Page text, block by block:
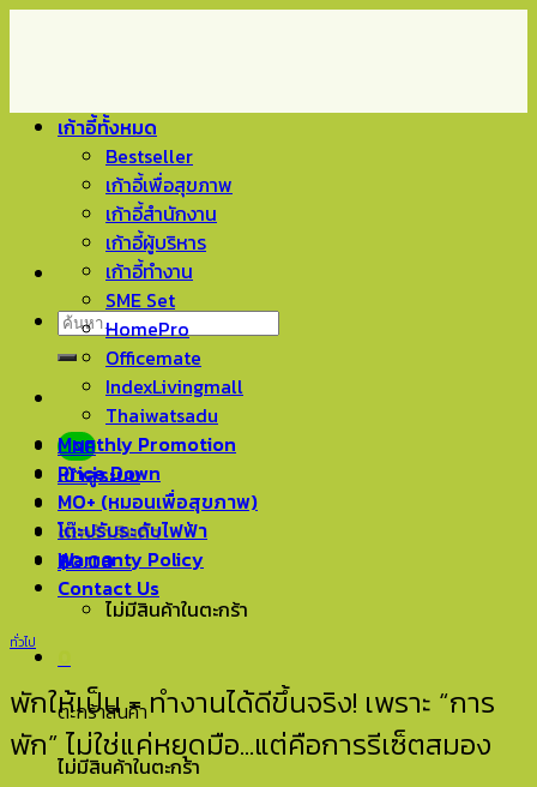
ค้นหา:
LINE
เข้าสู่ระบบ
ตะกร้าสินค้า
฿0.000
ไม่มีสินค้าในตะกร้า
ตะกร้าสินค้า
ไม่มีสินค้าในตะกร้า
เก้าอี้ทั้งหมด
Bestseller
เก้าอี้เพื่อสุขภาพ
เก้าอี้สำนักงาน
เก้าอี้ผู้บริหาร
เก้าอี้ทำงาน
SME Set
HomePro
Officemate
IndexLivingmall
Thaiwatsadu
Monthly Promotion
Price Down
MO+ (หมอนเพื่อสุขภาพ)
โต๊ะปรับระดับไฟฟ้า
Warranty Policy
Contact Us
ทั่วไป
พักให้เป็น = ทำงานได้ดีขึ้นจริง! เพราะ “การ
พัก” ไม่ใช่แค่หยุดมือ…แต่คือการรีเซ็ตสมอง